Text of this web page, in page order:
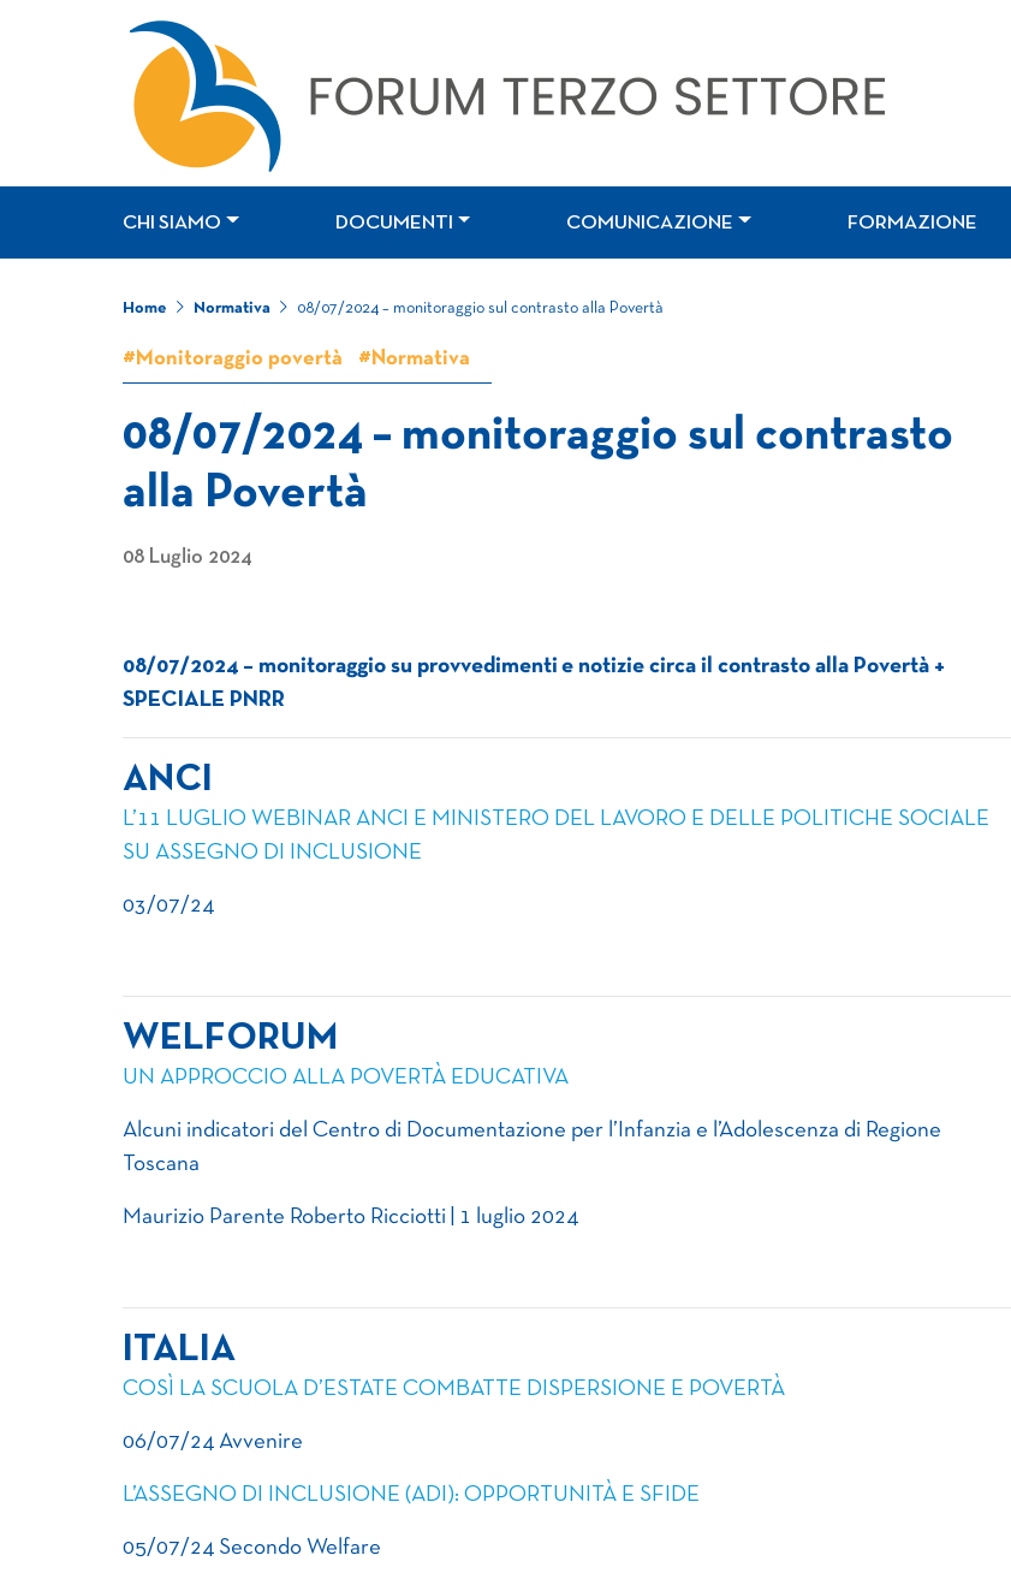
CHI SIAMO DOCUMENTI COMUNICAZIONE FORMAZIONE
Home Normativa 08/07/2024 – monitoraggio sul contrasto alla Povertà
#Monitoraggio povertà #Normativa
08/07/2024 – monitoraggio sul contrasto
alla Povertà
08 Luglio 2024
08/07/2024 – monitoraggio su provvedimenti e notizie circa il contrasto alla Povertà +
SPECIALE PNRR
ANCI
L’11 LUGLIO WEBINAR ANCI E MINISTERO DEL LAVORO E DELLE POLITICHE SOCIALE
SU ASSEGNO DI INCLUSIONE
03/07/24
WELFORUM
UN APPROCCIO ALLA POVERTÀ EDUCATIVA
Alcuni indicatori del Centro di Documentazione per l’Infanzia e l’Adolescenza di Regione
Toscana
Maurizio Parente Roberto Ricciotti | 1 luglio 2024
ITALIA
COSÌ LA SCUOLA D’ESTATE COMBATTE DISPERSIONE E POVERTÀ
06/07/24 Avvenire
L’ASSEGNO DI INCLUSIONE (ADI): OPPORTUNITÀ E SFIDE
05/07/24 Secondo Welfare